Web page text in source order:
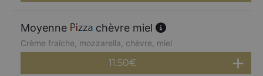
Moyenne chèvre miel
Crème fraîche, mozzarella, chèvre, miel
11.50€